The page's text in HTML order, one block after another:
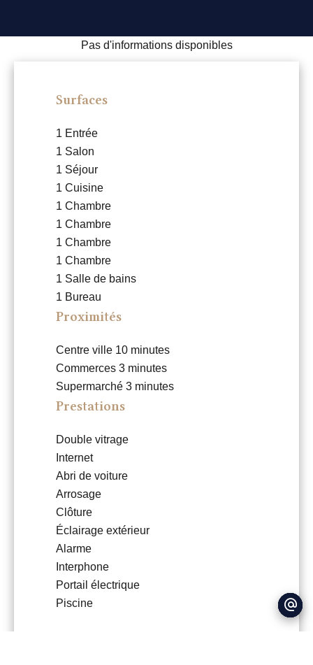
Pas d'informations disponibles
Surfaces
1 Entrée
1 Salon
1 Séjour
1 Cuisine
1 Chambre
1 Chambre
1 Chambre
1 Chambre
1 Salle de bains
1 Bureau
Proximités
Centre ville 10 minutes
Commerces 3 minutes
Supermarché 3 minutes
Prestations
Double vitrage
Internet
Abri de voiture
Arrosage
Clôture
Éclairage extérieur
Alarme
Interphone
Portail électrique
Piscine